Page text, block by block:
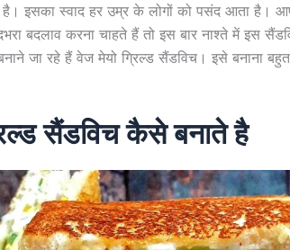
है। इसका स्वाद हर उम्र के लोगों को पसंद आता है।
बदलाव करना चाहते हैं तो इस बार नाश्ते में इस
जा रहे हैं वेज मेयो ग्रिल्ड सैंडविच। इसे बनाना
सैंडविच कैसे बनाते है